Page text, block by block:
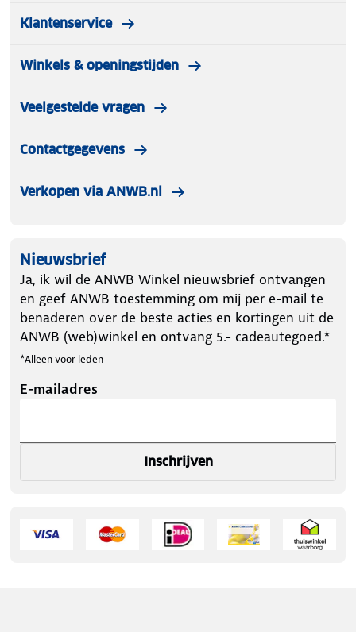
Klantenservice
Winkels & openingstijden
Veelgestelde vragen
Contactgegevens
Verkopen via ANWB.nl
Nieuwsbrief
Ja, ik wil de ANWB Winkel nieuwsbrief ontvangen
en geef ANWB toestemming om mij per e-mail te
benaderen over de beste acties en kortingen uit de
ANWB (web)winkel en ontvang 5.- cadeautegoed.*
*Alleen voor leden
E-mailadres
Inschrijven